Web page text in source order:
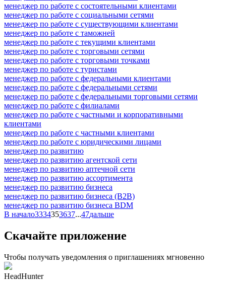
менеджер по работе с состоятельными клиентами
менеджер по работе с социальными сетями
менеджер по работе с существующими клиентами
менеджер по работе с таможней
менеджер по работе с текущими клиентами
менеджер по работе с торговыми сетями
менеджер по работе с торговыми точками
менеджер по работе с туристами
менеджер по работе с федеральными клиентами
менеджер по работе с федеральными сетями
менеджер по работе с федеральными торговыми сетями
менеджер по работе с филиалами
менеджер по работе с частными и корпоративными
клиентами
менеджер по работе с частными клиентами
менеджер по работе с юридическими лицами
менеджер по развитию
менеджер по развитию агентской сети
менеджер по развитию аптечной сети
менеджер по развитию ассортимента
менеджер по развитию бизнеса
менеджер по развитию бизнеса (B2B)
менеджер по развитию бизнеса BDM
В начало3334353637...47дальше
Скачайте приложение
Чтобы получать уведомления о приглашениях мгновенно
HeadHunter